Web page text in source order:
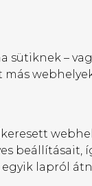
sütiknek –
lapról